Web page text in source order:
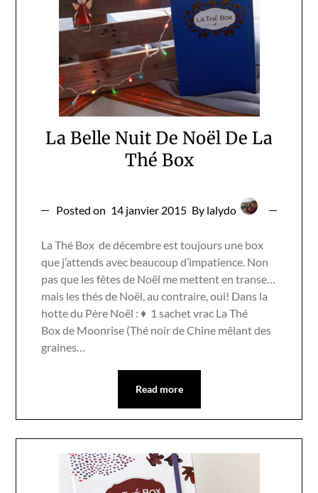
La Belle Nuit De Noël De La
Thé Box
Posted on 14 janvier 2015 By lalydo
La Thé Box de décembre est toujours une box
que j’attends avec beaucoup d’impatience. Non
pas que les fêtes de Noël me mettent en transe…
mais les thés de Noël, au contraire, oui! Dans la
hotte du Père Noël : ♦ 1 sachet vrac La Thé
Box de Moonrise (Thé noir de Chine mêlant des
graines…
Read more